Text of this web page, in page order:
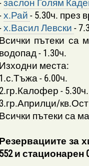
заслон Голям
х.Рай- 5.30ч. през
х.Васил Левски-
Всички пътеки са
водопад - 1.30ч.
Изходни места:
1.с.Тъжа - 6.00ч.
2.гр.Калофер - 5.30ч.
3.гр.Априлци/
Всички пътеки са
Резервациите за
552 и